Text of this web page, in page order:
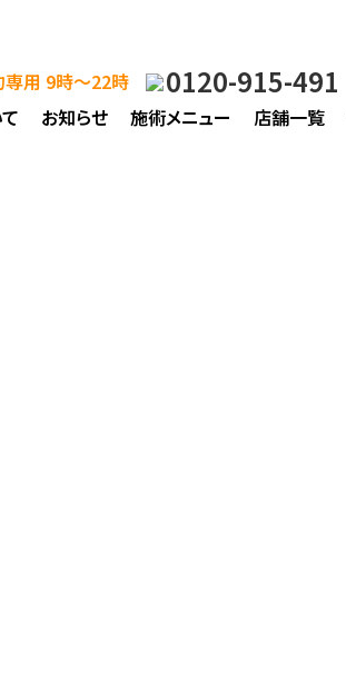
専用 9時～22時 0120-915-491
お知らせ 施術メニュー 店舗一覧